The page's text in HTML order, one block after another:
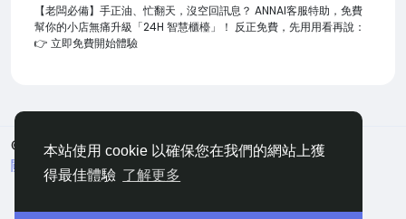
本站使用 cookie 以確保您在我們的網站上獲
得最佳體驗 了解更多
【老闆必備】手正油、忙翻天，沒空回訊息？ ANNAI客服特助，免費
幫你的小店無痛升級「24H 智慧櫃檯」！ 反正免費，先用用看再說：
👉 立即免費開始體驗
© 2026 嘀咕
中文
關於
條款 隱私 聯絡 網站地圖